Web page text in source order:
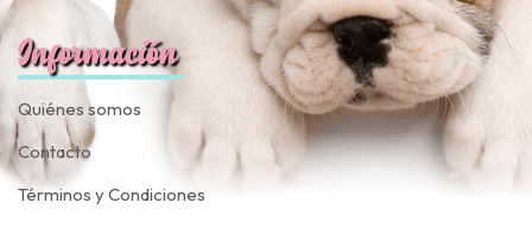
Información
Quiénes somos
Contacto
Términos y Condiciones